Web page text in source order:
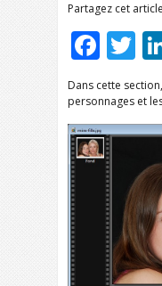
Partagez cet
Dans cette
personnages et